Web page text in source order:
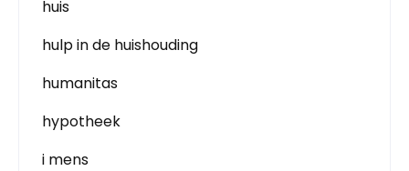
huis
hulp in de huishouding
humanitas
hypotheek
i mens